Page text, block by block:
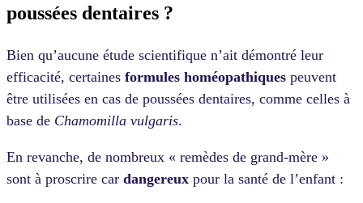
poussées dentaires ?
Bien qu’aucune étude scientifique n’ait démontré leur
efficacité, certaines formules homéopathiques peuvent
être utilisées en cas de poussées dentaires, comme celles à
base de Chamomilla vulgaris.
En revanche, de nombreux « remèdes de grand-mère »
sont à proscrire car dangereux pour la santé de l’enfant :